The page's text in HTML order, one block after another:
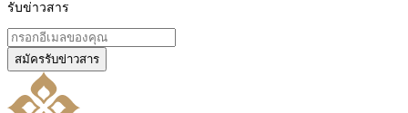
รับข่าวสาร
สมัครรับข่าวสาร